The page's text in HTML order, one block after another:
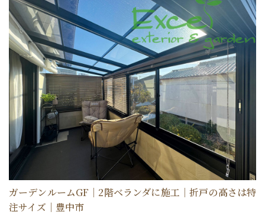
ガーデンルームGF｜2階ベランダに施工｜折戸の高さは特
注サイズ｜豊中市